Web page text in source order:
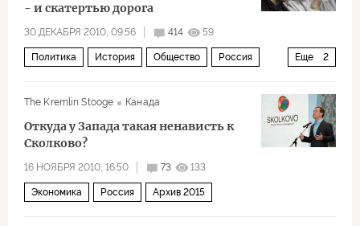
- и скатертью дорога
30 ДЕКАБРЯ 2010, 09:56 414 59
Еще 2
Политика История Общество Россия
The Kremlin Stooge
Канада
Откуда у Запада такая ненависть к
Сколково?
16 НОЯБРЯ 2010, 16:50 73 133
Экономика Россия Архив 2015